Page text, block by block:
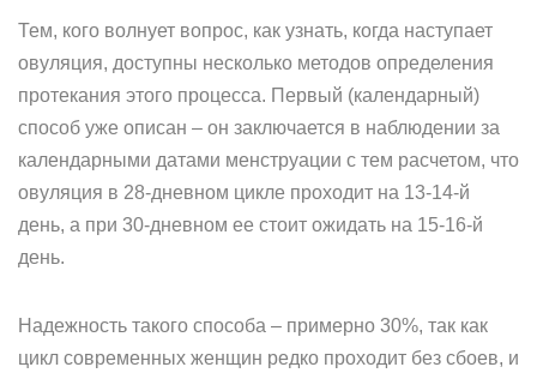
Тем, кого волнует вопрос, как узнать, когда наступает
овуляция, доступны несколько методов определения
протекания этого процесса. Первый (календарный)
способ уже описан – он заключается в наблюдении за
календарными датами менструации с тем расчетом, что
овуляция в 28-дневном цикле проходит на 13-14-й
день, а при 30-дневном ее стоит ожидать на 15-16-й
день.
Надежность такого способа – примерно 30%, так как
цикл современных женщин редко проходит без сбоев, и